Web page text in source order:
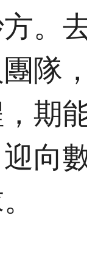
。
隊
期
向